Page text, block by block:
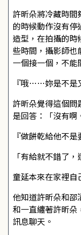
許昕朵將冷藏時間
的時候動作沒有
造型，在拍攝的時
些時間，攝影師也
一個接一個，不能
『哦……妳是不是
許昕朵覺得這個問
是回答：「沒有啊
『做餅乾給他不
「有給就不錯了
童延本來在家裡自
他知道許昕朵和邵
和一直纏著許昕朵
訊息聊天。